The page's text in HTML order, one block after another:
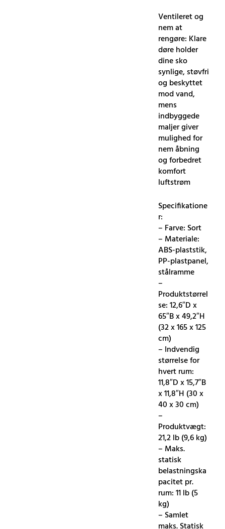
Ventileret og
nem at
rengøre: Klare
døre holder
dine sko
synlige, støvfri
og beskyttet
mod vand,
mens
indbyggede
maljer giver
mulighed for
nem åbning
og forbedret
komfort
luftstrøm
Specifikatione
r:
– Farve: Sort
– Materiale:
ABS-plaststik,
PP-plastpanel,
stålramme
–
Produktstørrel
se: 12,6″D x
65″B x 49,2″H
(32 x 165 x 125
cm)
– Indvendig
størrelse for
hvert rum:
11,8″D x 15,7″B
x 11,8″H (30 x
40 x 30 cm)
–
Produktvægt:
21,2 lb (9,6 kg)
– Maks.
statisk
belastningska
pacitet pr.
rum: 11 lb (5
kg)
– Samlet